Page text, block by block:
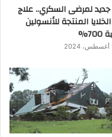
لمرضى السكري.. علاج
المنتجة للأنسولين